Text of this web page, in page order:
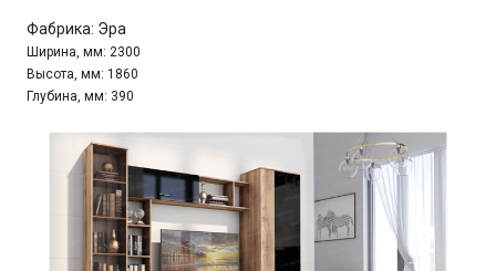
Фабрика: Эра
Ширина, мм: 2300
Высота, мм: 1860
Глубина, мм: 390